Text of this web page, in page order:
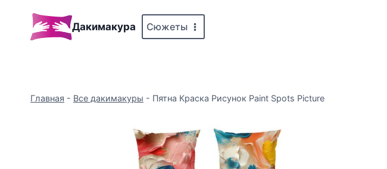
содержимому
Дакимакура Сюжеты
Главная - Все дакимакуры - Пятна Краска Рисунок Paint Spots Picture